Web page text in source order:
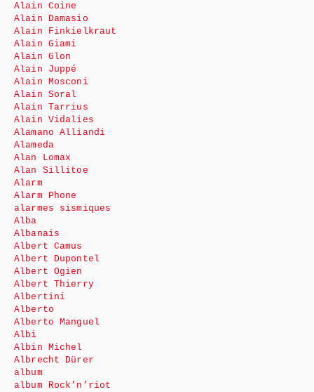
Alain Coine
Alain Damasio
Alain Finkielkraut
Alain Giami
Alain Glon
Alain Juppé
Alain Mosconi
Alain Soral
Alain Tarrius
Alain Vidalies
Alamano Alliandi
Alameda
Alan Lomax
Alan Sillitoe
Alarm
Alarm Phone
alarmes sismiques
Alba
Albanais
Albert Camus
Albert Dupontel
Albert Ogien
Albert Thierry
Albertini
Alberto
Alberto Manguel
Albi
Albin Michel
Albrecht Dürer
album
album Rock’n’riot